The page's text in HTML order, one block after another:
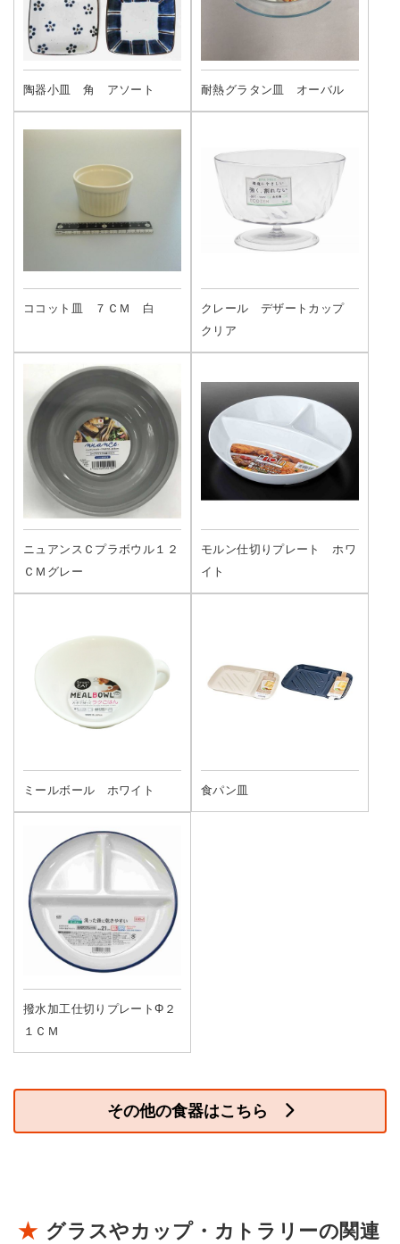
陶器小皿 角 アソート 耐熱グラタン皿 オーバル
ココット皿 ７ＣＭ 白
クレール デザートカップ
クリア
ニュアンスＣプラボウル１２
ＣＭグレー
モルン仕切りプレート ホワ
イト
ミールボール ホワイト 食パン皿
撥水加工仕切りプレートΦ２
１ＣＭ
その他の食器はこちら
グラスやカップ・カトラリーの関連